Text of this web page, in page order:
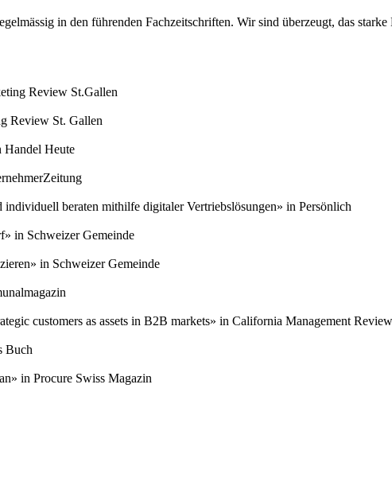
in den führenden Fachzeitschriften. Wir sind überzeugt, das
Review St.Gallen
Review St. Gallen
Handel Heute
beraten mithilfe digitaler Vertriebslösungen» in Persönlich
in Schweizer Gemeinde
in Schweizer Gemeinde
customers as assets in B2B markets» in California Management Review
Buch
in Procure Swiss Magazin